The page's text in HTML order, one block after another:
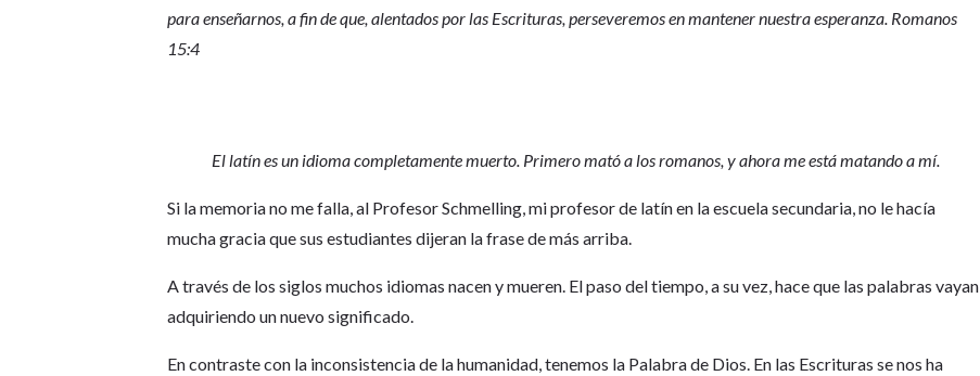
para enseñarnos, a fin de que, alentados por las Escrituras, perseveremos en mantener nuestra esperanza. Romanos
15:4
El latín es un idioma completamente muerto. Primero mató a los romanos, y ahora me está matando a mí.
Si la memoria no me falla, al Profesor Schmelling, mi profesor de latín en la escuela secundaria, no le hacía
mucha gracia que sus estudiantes dijeran la frase de más arriba.
A través de los siglos muchos idiomas nacen y mueren. El paso del tiempo, a su vez, hace que las palabras vayan
adquiriendo un nuevo significado.
En contraste con la inconsistencia de la humanidad, tenemos la Palabra de Dios. En las Escrituras se nos ha